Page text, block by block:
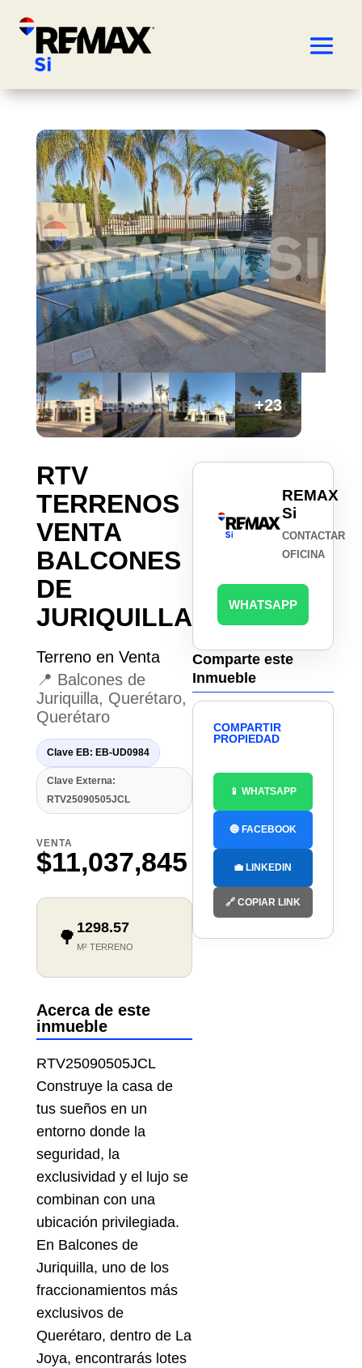
+23
RTV
TERRENOS
VENTA
BALCONES
DE
JURIQUILLA
Terreno en Venta
📍 Balcones de
Juriquilla, Querétaro,
Querétaro
Clave EB: EB-UD0984
Clave Externa:
RTV25090505JCL
VENTA
$11,037,845
🌳 1298.57
M² TERRENO
Acerca de este
inmueble
RTV25090505JCL
Construye la casa de
tus sueños en un
entorno donde la
seguridad, la
exclusividad y el lujo se
combinan con una
ubicación privilegiada.
En Balcones de
Juriquilla, uno de los
fraccionamientos más
exclusivos de
Querétaro, dentro de La
Joya, encontrarás lotes
REMAX
Si
CONTACTAR
OFICINA
WHATSAPP
Comparte este
Inmueble
COMPARTIR
PROPIEDAD
📱 WHATSAPP
🔵 FACEBOOK
💼 LINKEDIN
🔗 COPIAR LINK